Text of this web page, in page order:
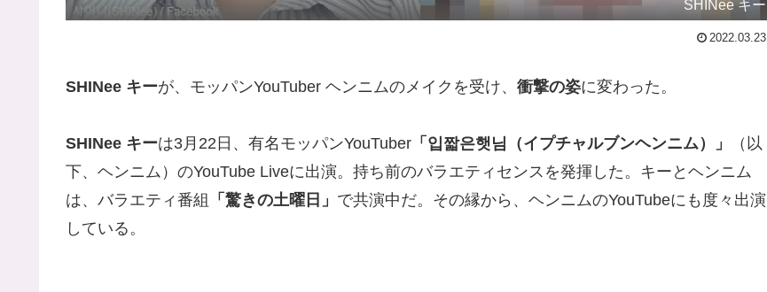
SHINee キー
2022.03.23
SHINee キーが、モッパンYouTuber ヘンニムのメイクを受け、 衝撃の姿に変わった。
SHINee キーは3月22日、有名モッパンYouTuber 「입짧은햇님（イプチャルブンヘンニム）」
（以
下、ヘンニム）のYouTube Liveに出演。持ち前のバラエティセンスを発揮した。キーとヘンニム
は、バラエティ番組 「驚きの土曜日」 で共演中だ。その縁から、ヘンニムのYouTubeにも度々出演
している。